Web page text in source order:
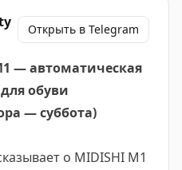
Открыть в Telegram
— автоматическая
обуви
— суббота)
о MIDISHI M1